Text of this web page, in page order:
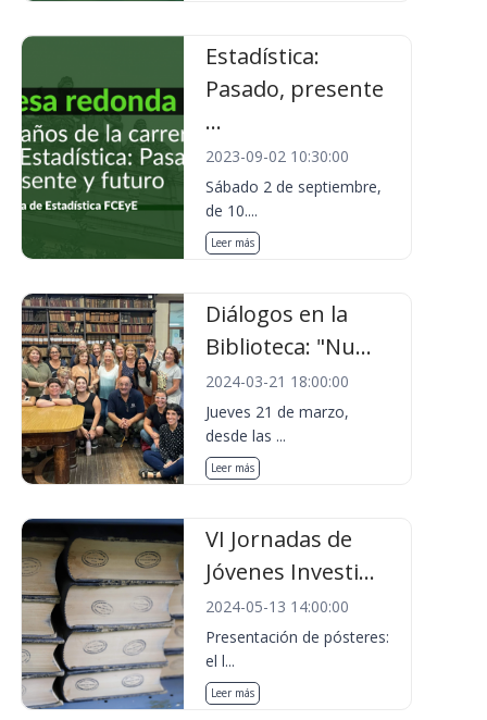
Estadística:
Pasado, presente
...
2023-09-02 10:30:00
Sábado 2 de septiembre,
de 10....
Leer más
Diálogos en la
Biblioteca: "Nu...
2024-03-21 18:00:00
Jueves 21 de marzo,
desde las ...
Leer más
VI Jornadas de
Jóvenes Investi...
2024-05-13 14:00:00
Presentación de pósteres:
el l...
Leer más